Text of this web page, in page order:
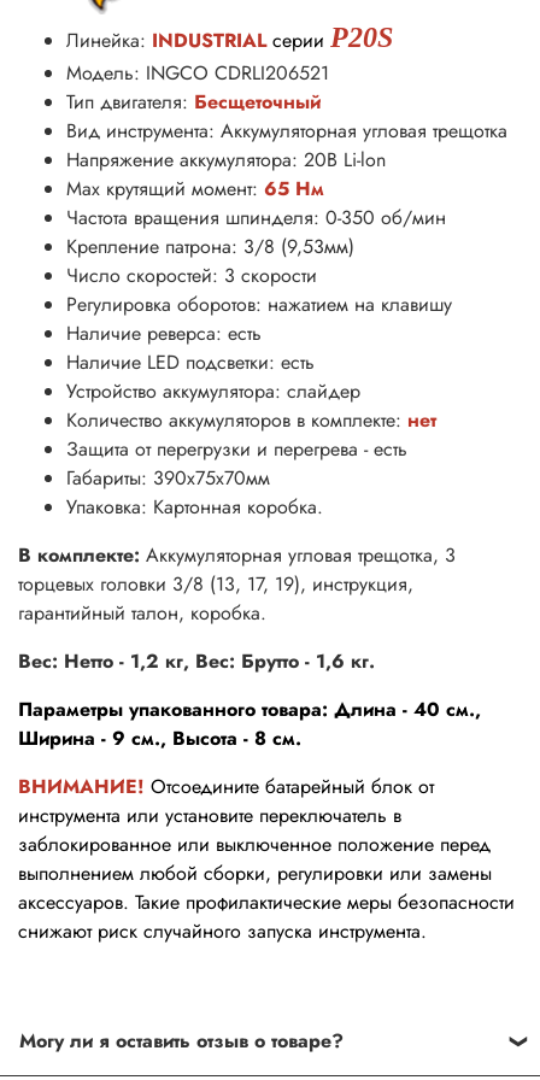
Линейка: INDUSTRIAL серии P20S
Модель: INGCO CDRLI206521
Тип двигателя: Бесщеточный
Вид инструмента: Аккумуляторная угловая трещотка
Напряжение аккумулятора: 20В Li-lon
Max крутящий момент: 65 Нм
Частота вращения шпинделя: 0-350 об/мин
Крепление патрона: 3/8 (9,53мм)
Число скоростей: 3 скорости
Регулировка оборотов: нажатием на клавишу
Наличие реверса: есть
Наличие LED подсветки: есть
Устройство аккумулятора: слайдер
Количество аккумуляторов в комплекте: нет
Защита от перегрузки и перегрева - есть
Габариты: 390х75х70мм
Упаковка: Картонная коробка.
В комплекте: Аккумуляторная угловая трещотка, 3
торцевых головки 3/8 (13, 17, 19), инструкция,
гарантийный талон, коробка.
Вес: Нетто - 1,2 кг, Вес: Брутто - 1,6 кг.
Параметры упакованного товара: Длина - 40 см.,
Ширина - 9 см., Высота - 8 см.
ВНИМАНИЕ! Отсоедините батарейный блок от
инструмента или установите переключатель в
заблокированное или выключенное положение перед
выполнением любой сборки, регулировки или замены
аксессуаров. Такие профилактические меры безопасности
снижают риск случайного запуска инструмента.